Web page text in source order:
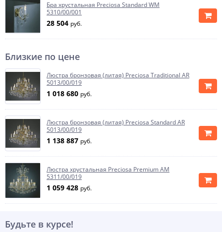
Бра хрустальная Preciosa Standard WM
5310/00/001
28 504 руб.
Близкие по цене
Люстра бронзовая (литая) Preciosa Traditional AR
5013/00/019
1 018 680 руб.
Люстра бронзовая (литая) Preciosa Standard AR
5013/00/019
1 138 887 руб.
Люстра хрустальная Preciosa Premium AM
5311/00/019
1 059 428 руб.
Будьте в курсе!